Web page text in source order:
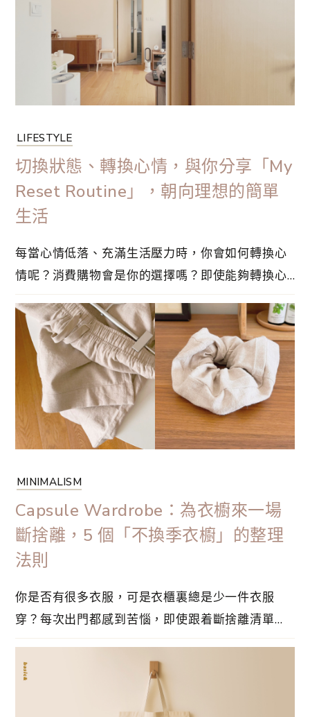
LIFESTYLE
切換狀態、轉換心情，與你分享「My
Reset Routine」，朝向理想的簡單
生活
每當心情低落、充滿生活壓力時，你會如何轉換心
情呢？消費購物會是你的選擇嗎？即使能夠轉換心
重視你的私人時間，整頓生活、整理人生。從現在
起，嘗試更理想的減壓方法，挑戰不一樣的新體
驗。轉換心情的方法，只要有這些辦法就 OK！
MINIMALISM
Capsule Wardrobe：為衣櫥來一場
斷捨離，5 個「不換季衣櫥」的整理
法則
你是否有很多衣服，可是衣櫃裏總是少一件衣服
穿？每次出門都感到苦惱，即使跟着斷捨離清單
（Capsule Wardrobe）！由今天開始審視自己衣
櫃裏的衣服數量，立即進行大改造！深入講究的膠
囊衣櫥，讓人長久愛惜使用的生活哲學⋯